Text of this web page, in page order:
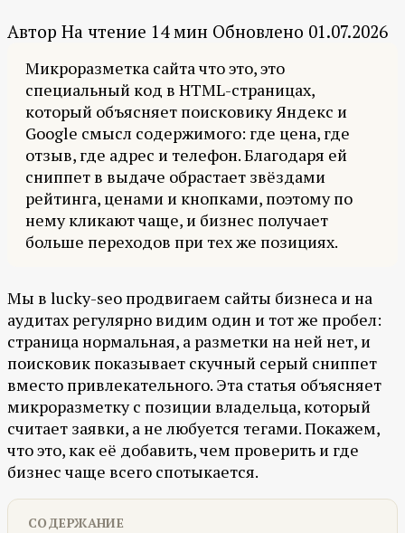
Автор На чтение 14 мин Обновлено 01.07.2026
Микроразметка сайта что это, это
специальный код в HTML-страницах,
который объясняет поисковику Яндекс и
Google смысл содержимого: где цена, где
отзыв, где адрес и телефон. Благодаря ей
сниппет в выдаче обрастает звёздами
рейтинга, ценами и кнопками, поэтому по
нему кликают чаще, и бизнес получает
больше переходов при тех же позициях.
Мы в lucky-seo продвигаем сайты бизнеса и на
аудитах регулярно видим один и тот же пробел:
страница нормальная, а разметки на ней нет, и
поисковик показывает скучный серый сниппет
вместо привлекательного. Эта статья объясняет
микроразметку с позиции владельца, который
считает заявки, а не любуется тегами. Покажем,
что это, как её добавить, чем проверить и где
бизнес чаще всего спотыкается.
СОДЕРЖАНИЕ